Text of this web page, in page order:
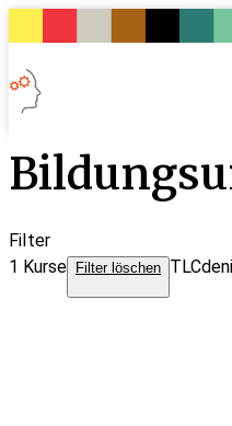
Filter
1 Kurse Filter löschen